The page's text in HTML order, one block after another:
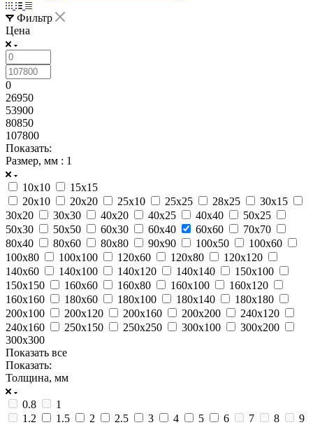
Фильтр
Цена
0
26950
53900
80850
107800
Показать:
Размер, мм : 1
10х10
15х15
20х10
20х20 25х10 25х25 28х25
30х15
30х20
30х30 40х20 40х25 40х40
50х25
50х30
50х50 60х30 60х40 60х60
70х70
80х40
80х60 80х80 90х90 100х50
100х60
100х80
100х100 120х60 120х80
120х120
140х60
140х100 140х120 140х140
150х100
150х150
160х60 160х80 160х100
160х120
160х160
180х60 180х100 180х140
180х180
200х100
200х120 200х160 200х200
240х120
240х160
250х150 250х250 300х100
300х200
300х300
Показать все
Показать:
Толщина, мм
0.8
1
1.2
1.5 2 2.5 3 4 5 6 7 8
9